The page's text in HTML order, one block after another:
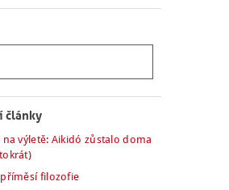
články
na výletě: Aikidó zůstalo doma
filozofie